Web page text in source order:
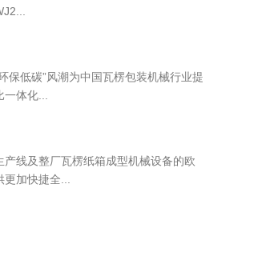
出口以色列全自动两层单面瓦纸板生产线样版
保低碳”风潮为中国瓦楞包装机械行业提
体化...
线及整厂瓦楞纸箱成型机械设备的欧
加快捷全...